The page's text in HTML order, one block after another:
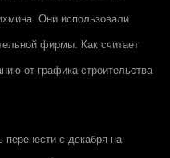
Они использовали
фирмы. Как считает
от графика строительства
с декабря на